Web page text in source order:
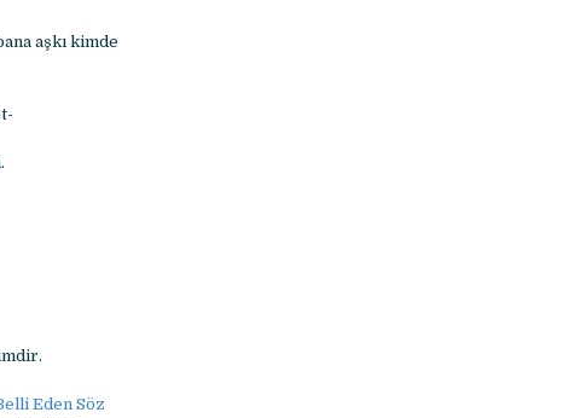
aşkı kimde
Eden Söz